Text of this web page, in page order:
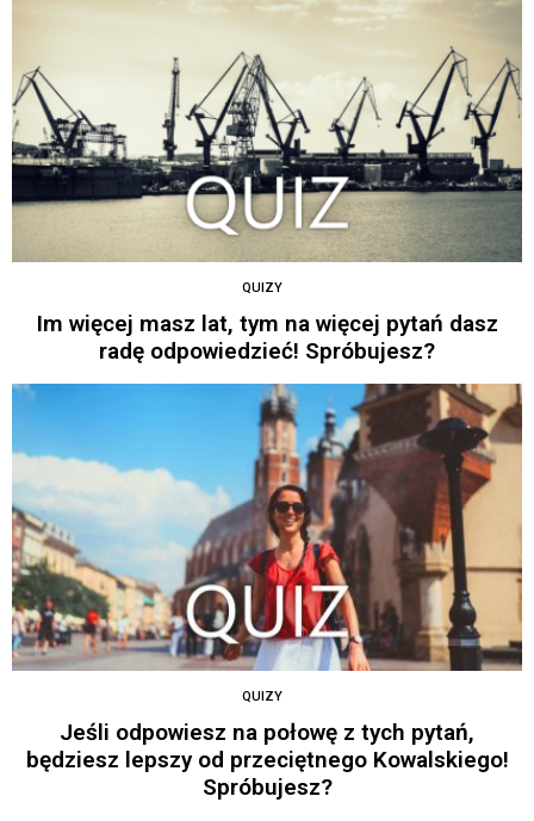
QUIZY
Im więcej masz lat, tym na więcej pytań dasz
radę odpowiedzieć! Spróbujesz?
QUIZY
Jeśli odpowiesz na połowę z tych pytań,
będziesz lepszy od przeciętnego Kowalskiego!
Spróbujesz?